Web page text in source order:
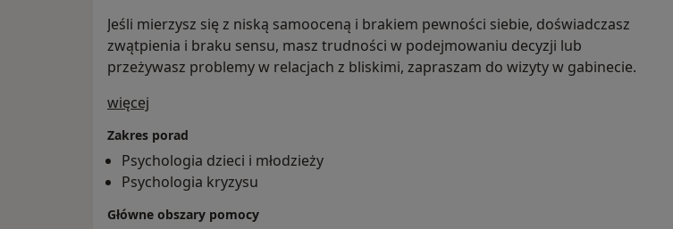
Jeśli mierzysz się z niską samooceną i brakiem pewności siebie, doświadczasz
zwątpienia i braku sensu, masz trudności w podejmowaniu decyzji lub
przeżywasz problemy w relacjach z bliskimi, zapraszam do wizyty w gabinecie.
więcej
Zakres porad
Psychologia dzieci i młodzieży
Psychologia kryzysu
Główne obszary pomocy